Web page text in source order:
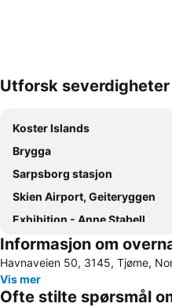
Utforsk
Koster Islands
Brygga
Sarpsborg stasjon
Skien Airport, Geiteryggen
Exhibition - Anne Stabell
Informasjon om
Havnaveien 50, 3145, Tjøme,
Vis mer
Ofte stilte spørsmål